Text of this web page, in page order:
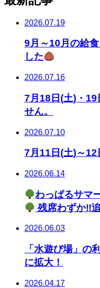
2026.07.19
9月～10月の給
した
2026.07.16
7月18日(土)・19
せん。
2026.07.10
7月11日(土)～12
2026.06.14
わっぱるサマ
残席わずか‼
2026.06.03
「水遊び場」の
に拡大！
2026.04.17